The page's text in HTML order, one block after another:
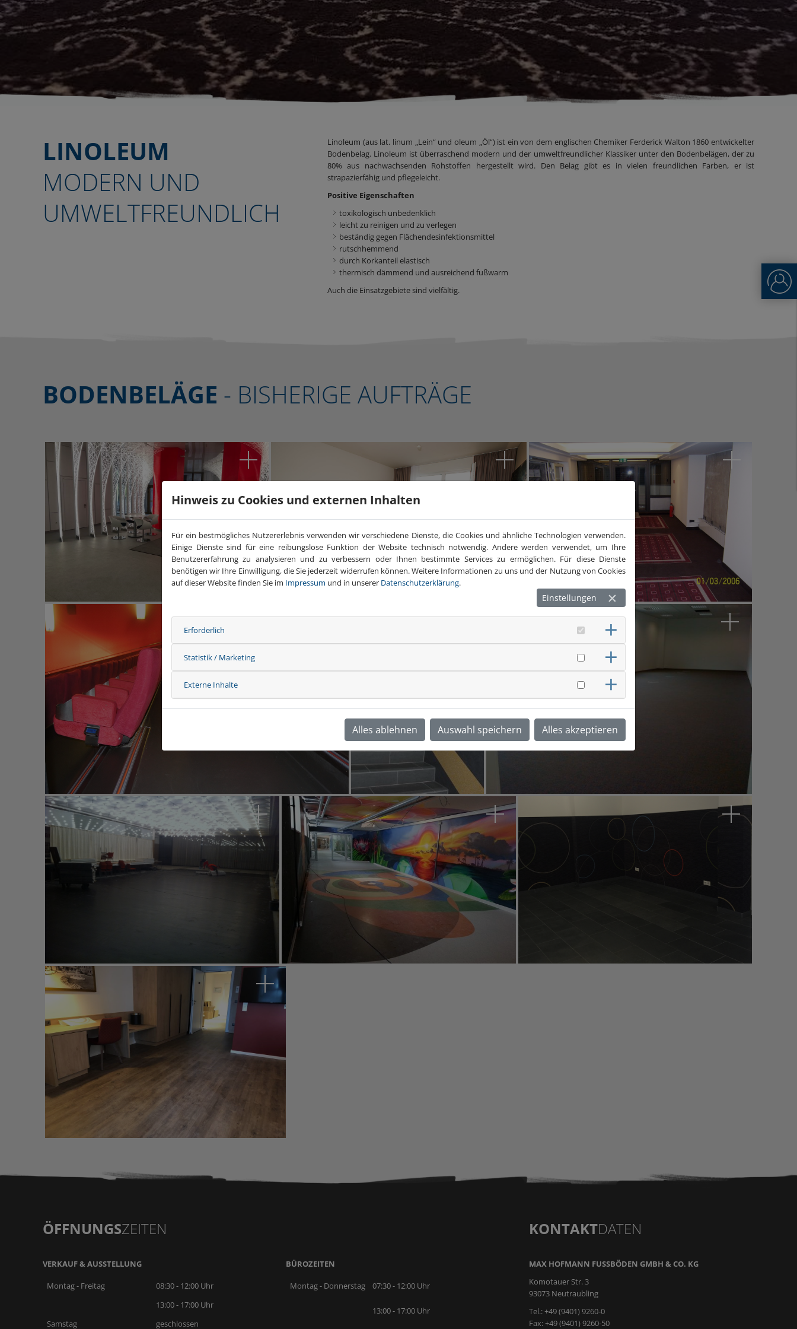
LINOLEUM
MODERN UND
UMWELTFREUNDLICH
Linoleum (aus lat. linum „Lein“ und oleum „Öl“) ist ein von dem englischen Chemiker Ferderick Walton 1860 entwickelter
Bodenbelag. Linoleum ist überraschend modern und der umweltfreundlicher Klassiker unter den Bodenbelägen, der zu
80% aus nachwachsenden Rohstoffen hergestellt wird. Den Belag gibt es in vielen freundlichen Farben, er ist
strapazierfähig und pflegeleicht.
Positive Eigenschaften
toxikologisch unbedenklich
leicht zu reinigen und zu verlegen
beständig gegen Flächendesinfektionsmittel
rutschhemmend
durch Korkanteil elastisch
thermisch dämmend und ausreichend fußwarm
Auch die Einsatzgebiete sind vielfältig.
BODENBELÄGE - BISHERIGE AUFTRÄGE
Bundesagentur für Arbeit, Nürnberg Arabella Sheraton
Cinemaxx, Regensburg FOS Karlsfeld Regnauer
Parkcafe
ÖFFNUNGSZEITEN
VERKAUF & AUSSTELLUNG
Montag - Freitag
08:30 - 12:00 Uhr
13:00 - 17:00 Uhr
Samstag
geschlossen
BÜROZEITEN
Montag - Donnerstag 07:30 - 12:00 Uhr
13:00 - 17:00 Uhr
KONTAKTDATEN
MAX HOFMANN FUSSBÖDEN GMBH & CO. KG
Komotauer Str. 3
93073 Neutraubling
Tel.: +49 (9401) 9260-0
Fax: +49 (9401) 9260-50
Hinweis zu Cookies und externen Inhalten
Für ein bestmögliches Nutzererlebnis verwenden wir verschiedene Dienste, die Cookies und ähnliche Technologien verwenden.
Einige Dienste sind für eine reibungslose Funktion der Website technisch notwendig. Andere werden verwendet, um Ihre
Benutzererfahrung zu analysieren und zu verbessern oder Ihnen bestimmte Services zu ermöglichen. Für diese Dienste
benötigen wir Ihre Einwilligung, die Sie jederzeit widerrufen können. Weitere Informationen zu uns und der Nutzung von Cookies
auf dieser Website finden Sie im Impressum und in unserer Datenschutzerklärung.
Einstellungen
Erforderlich
Statistik / Marketing
Externe Inhalte
Alles ablehnen Auswahl speichern Alles akzeptieren